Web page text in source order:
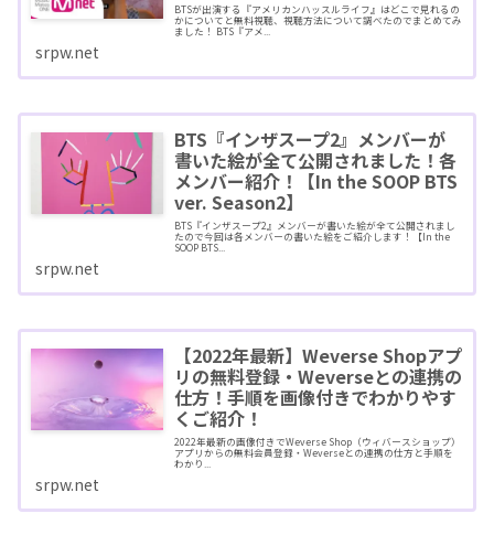
BTSが出演する『アメリカンハッスルライフ』はどこで見れるの
かについてと無料視聴、視聴方法について調べたのでまとめてみ
ました！ BTS『アメ...
srpw.net
BTS『インザスープ2』メンバーが
書いた絵が全て公開されました！各
メンバー紹介！【In the SOOP BTS
ver. Season2】
BTS『インザスープ2』メンバーが書いた絵が全て公開されまし
たので今回は各メンバーの書いた絵をご紹介します！【In the
SOOP BTS...
srpw.net
【2022年最新】Weverse Shopアプ
リの無料登録・Weverseとの連携の
仕方！手順を画像付きでわかりやす
くご紹介！
2022年最新の画像付きでWeverse Shop（ウィバースショップ）
アプリからの無料会員登録・Weverseとの連携の仕方と手順を
わかり...
srpw.net